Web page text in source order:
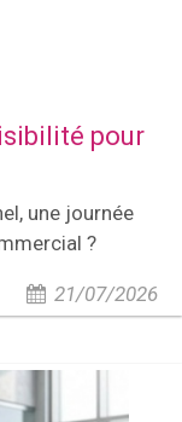
pour
une journée
?
21/07/2026